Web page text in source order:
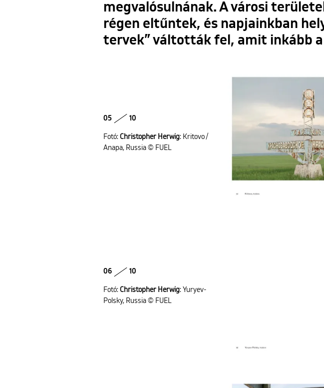
megvalósulnának. A városi
régen eltűntek, és napjainkban
tervek” váltották fel, amit inkább
05 10
Fotó: Christopher Herwig: Kritovo /
Anapa, Russia © FUEL
06 10
Fotó: Christopher Herwig: Yuryev-
Polsky, Russia © FUEL